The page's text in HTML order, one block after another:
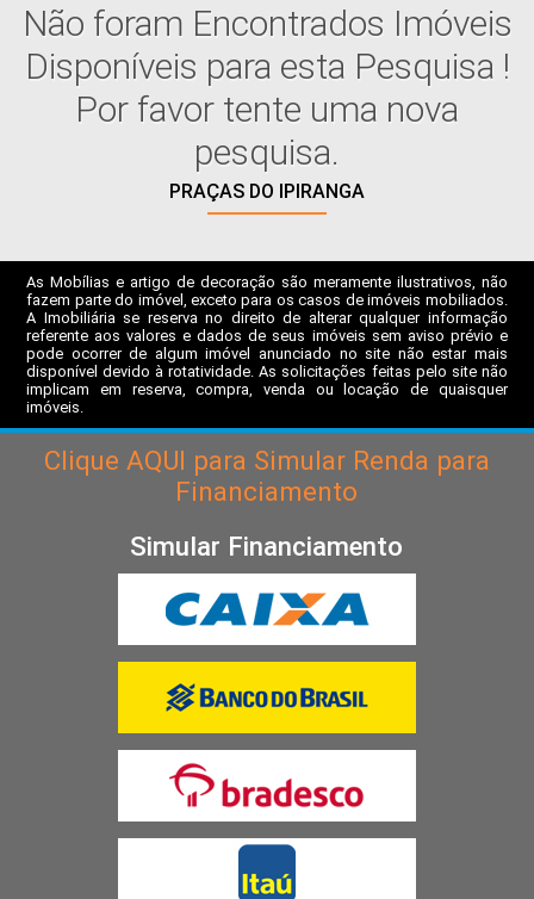
Não foram Encontrados Imóveis
Disponíveis para esta Pesquisa !
Por favor tente uma nova
pesquisa.
PRAÇAS DO IPIRANGA
As Mobílias e artigo de decoração são meramente ilustrativos, não
fazem parte do imóvel, exceto para os casos de imóveis mobiliados.
A Imobiliária se reserva no direito de alterar qualquer informação
referente aos valores e dados de seus imóveis sem aviso prévio e
pode ocorrer de algum imóvel anunciado no site não estar mais
disponível devido à rotatividade. As solicitações feitas pelo site não
implicam em reserva, compra, venda ou locação de quaisquer
imóveis.
Clique AQUI para Simular Renda para
Financiamento
Simular Financiamento